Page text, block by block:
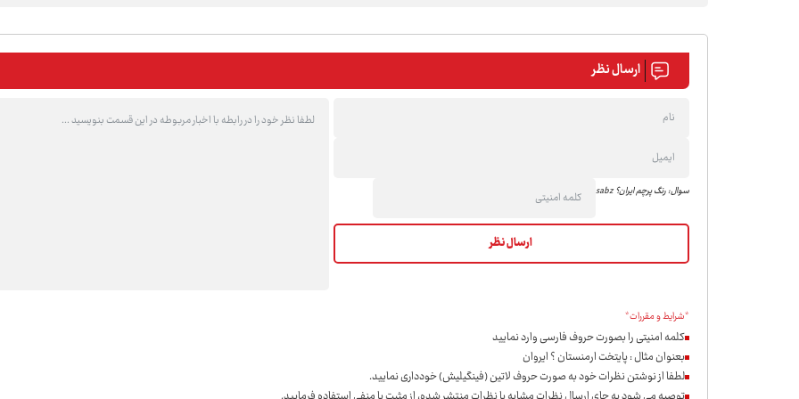
ارسال نظر
سوال: رنگ پرچم ایران؟ sabz
*شرایط و مقررات*
کلمه امنیتی را بصورت حروف فارسی وارد نمایید
بعنوان مثال : پایتخت ارمنستان ؟ ایروان
لطفا از نوشتن نظرات خود به صورت حروف لاتین (فینگیلیش) خودداری نمايید.